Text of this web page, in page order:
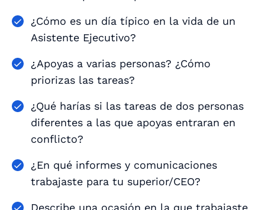
¿Cómo es un día típico en la vida de un
Asistente Ejecutivo?
¿Apoyas a varias personas? ¿Cómo
priorizas las tareas?
¿Qué harías si las tareas de dos personas
diferentes a las que apoyas entraran en
conflicto?
¿En qué informes y comunicaciones
trabajaste para tu superior/CEO?
Describe una ocasión en la que trabajaste